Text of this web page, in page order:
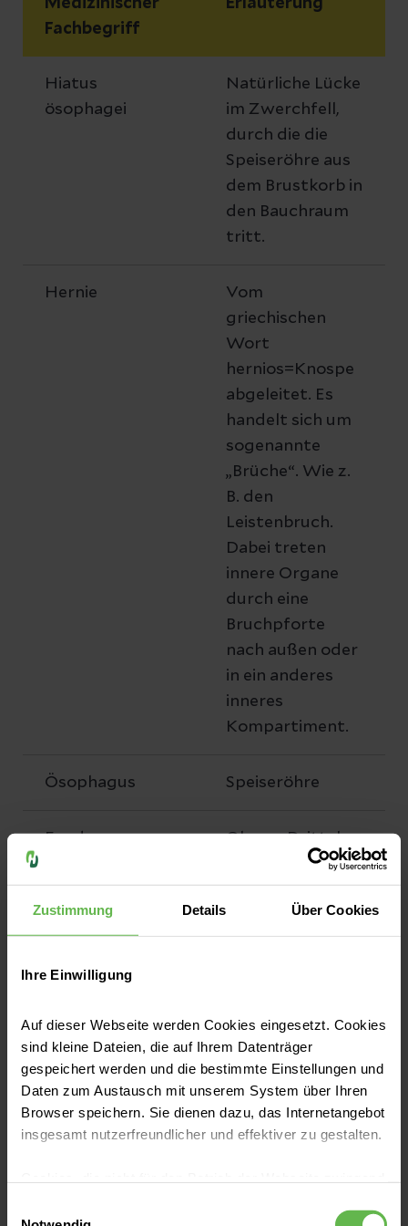
Zustimmung Details Über Cookies
Ihre Einwilligung
Auf dieser Webseite werden Cookies eingesetzt. Cookies
sind kleine Dateien, die auf Ihrem Datenträger
gespeichert werden und die bestimmte Einstellungen und
Daten zum Austausch mit unserem System über Ihren
Browser speichern. Sie dienen dazu, das Internetangebot
insgesamt nutzerfreundlicher und effektiver zu gestalten.
eingesetzt werden.
Logopädie
Praxis Dr. Bernd Georg Trümper,
Praxis Dr. Annegret Wurschi, Dr. Lutz
Eger, Dr. Stefan Reinsch, Fachärzte für
Hals-, Nasen-, Ohrenheilkunde, Erfurt
Praxis Sandro Günther, Facharzt für
Allgemeinmedizin, Gebesee
Praxis Mathias Ragnitz, Facharzt für
Praxis Dr. Carola Finke, Fachärztin für
Medizinischer
Fachbegriff
Erläuterung
Hiatus
ösophagei
Natürliche Lücke
im Zwerchfell,
durch die die
Speiseröhre aus
dem Brustkorb in
den Bauchraum
tritt.
Hernie
Vom
griechischen
Wort
hernios=Knospe
abgeleitet. Es
handelt sich um
sogenannte
„Brüche“. Wie z.
B. den
Leistenbruch.
Dabei treten
innere Organe
durch eine
Bruchpforte
nach außen oder
in ein anderes
inneres
Kompartiment.
Ösophagus Speiseröhre
Fundus
Oberes Drittel
des Magens. Er
dient dem
Speicher von
Luft.
der Speiseröhre
in den Magen.
Mittleres Drittel
des Magens.
Antrum
Unteres Drittel